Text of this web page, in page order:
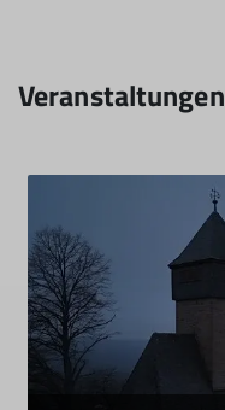
Veranstaltungen